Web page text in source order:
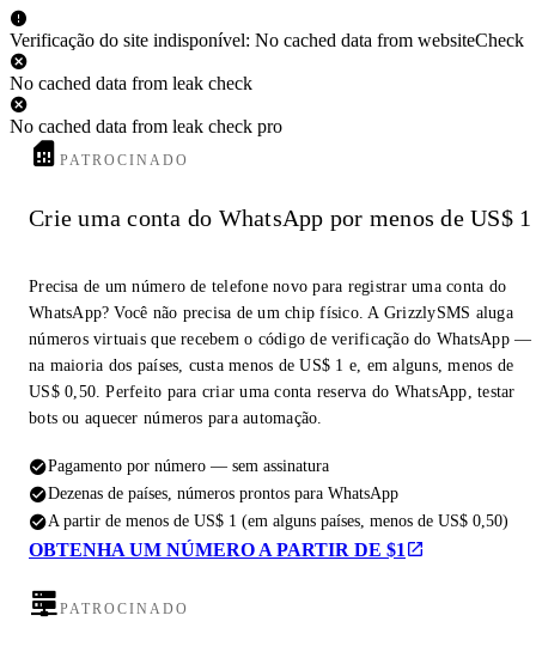
Verificação do site indisponível: No cached data from websiteCheck
No cached data from leak check
No cached data from leak check pro
PATROCINADO
Crie uma conta do WhatsApp por menos de US$ 1
Precisa de um número de telefone novo para registrar uma conta do
WhatsApp? Você não precisa de um chip físico. A GrizzlySMS aluga
números virtuais que recebem o código de verificação do WhatsApp —
na maioria dos países, custa menos de US$ 1 e, em alguns, menos de
US$ 0,50. Perfeito para criar uma conta reserva do WhatsApp, testar
bots ou aquecer números para automação.
Pagamento por número — sem assinatura
Dezenas de países, números prontos para WhatsApp
A partir de menos de US$ 1 (em alguns países, menos de US$ 0,50)
OBTENHA UM NÚMERO A PARTIR DE $1
PATROCINADO